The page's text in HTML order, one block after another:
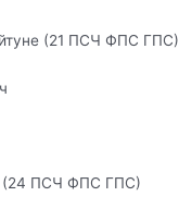
(21 ПСЧ ФПС ГПС)
(24 ПСЧ ФПС ГПС)